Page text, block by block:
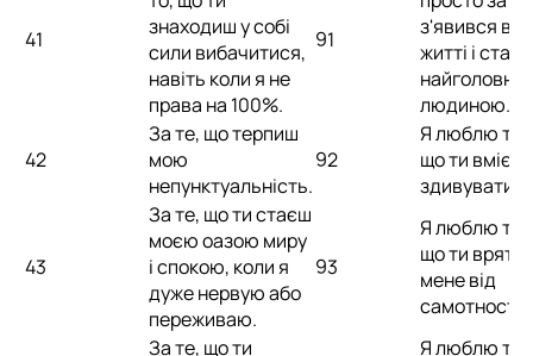
41
знаходиш у собі
сили вибачитися,
навіть коли я не
права на 100%.
91
з'явився в
житті і став
людиною.
42
За те, що терпиш
мою
непунктуальність.
92
Я люблю
що ти вмієш
здивувати.
43
За те, що ти стаєш
моєю оазою миру
і спокою, коли я
дуже нервую або
переживаю.
93
Я люблю
що ти
мене від
самотності.
За те, що ти
Я люблю